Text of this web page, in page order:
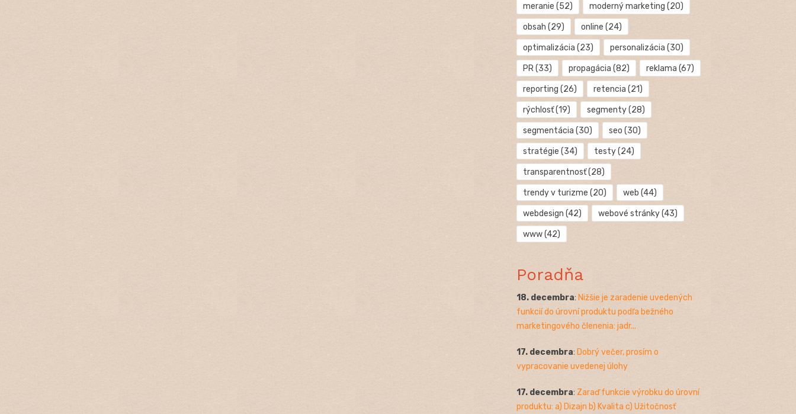
meranie (52) moderný marketing (20)
obsah (29) online (24)
optimalizácia (23) personalizácia (30)
PR(33) propagácia (82) reklama (67)
reporting (26) retencia (21)
rýchlosť(19) segmenty(28)
segmentácia (30) seo (30)
stratégie (34) testy(24)
transparentnosť(28)
trendy v turizme (20) web (44)
webdesign (42) webové stránky(43)
www(42)
Poradňa
18. decembra: Nižšie je zaradenie uvedených
funkcií do úrovní produktu podľa bežného
marketingového členenia: jadr...
17. decembra: Dobrý večer, prosím o
vypracovanie uvedenej úlohy
17. decembra: Zaraď funkcie výrobku do úrovní
produktu: a) Dizajn b) Kvalita c) Užitočnosť